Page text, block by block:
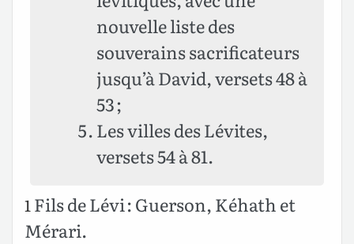
nouvelle liste des
souverains sacrificateurs
jusqu’à David, versets 48 à
53 ;
Les villes des Lévites,
versets 54 à 81.
1 Fils de Lévi : Guerson, Kéhath et
Mérari.